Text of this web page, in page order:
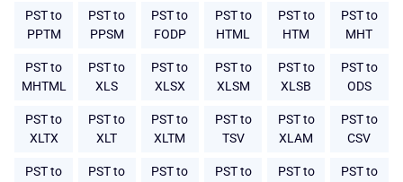
PST to
PPTM
PST to
PPSM
PST to
FODP
PST to
HTML
PST to
HTM
PST to
MHT
PST to
MHTML
PST to
XLS
PST to
XLSX
PST to
XLSM
PST to
XLSB
PST to
ODS
PST to
XLTX
PST to
XLT
PST to
XLTM
PST to
TSV
PST to
XLAM
PST to
CSV
PST to
PST to
PST to
PST to
PST to
PST to